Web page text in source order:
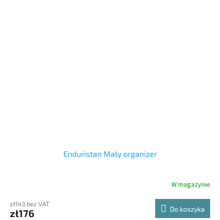
Enduristan Mały organizer
W magazynie
zł143 bez VAT
zł176 Do koszyka